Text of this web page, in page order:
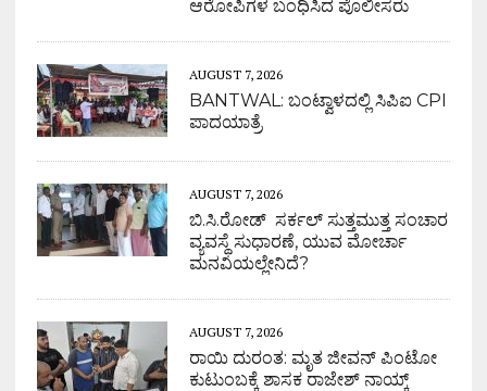
ಆರೋಪಿಗಳ ಬಂಧಿಸಿದ ಪೊಲೀಸರು
AUGUST 7, 2026
BANTWAL: ಬಂಟ್ವಾಳದಲ್ಲಿ ಸಿಪಿಐ CPI
ಪಾದಯಾತ್ರೆ
AUGUST 7, 2026
ಬಿ.ಸಿ.ರೋಡ್ ಸರ್ಕಲ್ ಸುತ್ತಮುತ್ತ ಸಂಚಾರ
ವ್ಯವಸ್ಥೆ ಸುಧಾರಣೆ, ಯುವ ಮೋರ್ಚಾ
ಮನವಿಯಲ್ಲೇನಿದೆ?
AUGUST 7, 2026
ರಾಯಿ ದುರಂತ: ಮೃತ ಜೀವನ್ ಪಿಂಟೋ
ಕುಟುಂಬಕ್ಕೆ ಶಾಸಕ ರಾಜೇಶ್ ನಾಯ್ಕ್